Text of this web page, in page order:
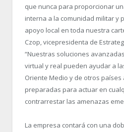
que nunca para proporcionar
interna a la comunidad militar y
apoyo local en toda nuestra
Czop, vicepresidenta de
“Nuestras soluciones
virtual y real pueden ayudar a
Oriente Medio y de otros países
preparadas para actuar en
contrarrestar las amenazas
La empresa contará con una